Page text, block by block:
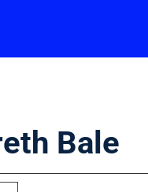
Bale